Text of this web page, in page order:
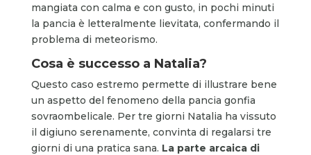
mangiata con calma e con gusto, in pochi minuti
la pancia è letteralmente lievitata, confermando il
problema di meteorismo.
Cosa è successo a Natalia?
Questo caso estremo permette di illustrare bene
un aspetto del fenomeno della pancia gonfia
sovraombelicale. Per tre giorni Natalia ha vissuto
il digiuno serenamente, convinta di regalarsi tre
giorni di una pratica sana. La parte arcaica di